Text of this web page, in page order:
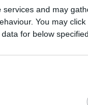
and may
You may
for below